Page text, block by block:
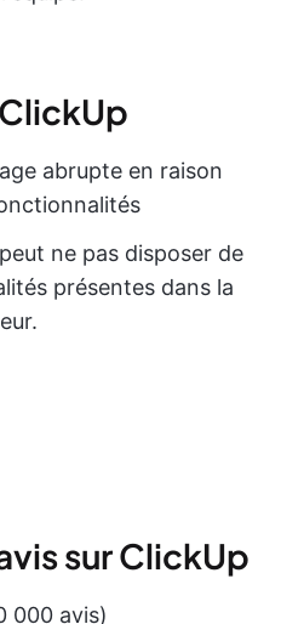
abrupte en raison
ne pas disposer de
présentes dans la
sur ClickUp
000 avis)